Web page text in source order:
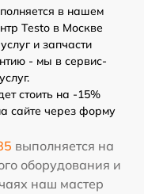
в нашем
Testo в Москве
и запчасти
- мы в сервис-
стоить на -15%
сайте через форму
выполняется на
оборудования и
наш мастер